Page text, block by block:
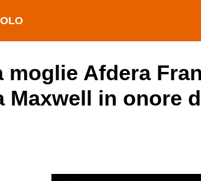
moglie Afdera
Maxwell in onore